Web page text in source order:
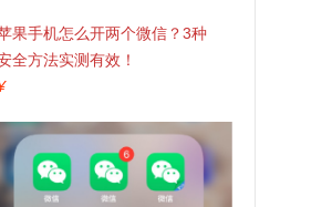
果手机怎么开两个微信？3种
全方法实测有效！